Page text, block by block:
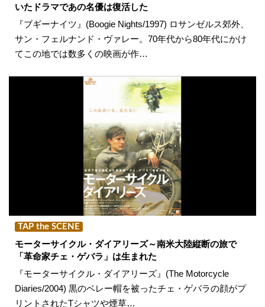
いたドラマであの名優は復活した
『ブギーナイツ』(Boogie Nights/1997) ロサンゼルス郊外、
サン・フェルナンド・ヴァレー。70年代から80年代にかけ
てこの地では数多くの映画が作…
TAP the SCENE
モーターサイクル・ダイアリーズ～南米大陸縦断の旅で
「革命家チェ・ゲバラ」は生まれた
『モーターサイクル・ダイアリーズ』(The Motorcycle
Diaries/2004) 黒のベレー帽を被ったチェ・ゲバラの顔がプ
リントされたTシャツや煙草…